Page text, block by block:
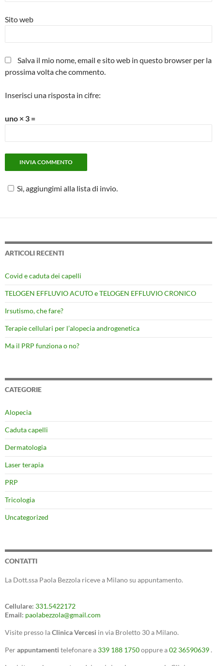
Sito web
Salva il mio nome, email e sito web in questo browser per la
prossima volta che commento.
Inserisci una risposta in cifre:
uno × 3 =
Sì, aggiungimi alla lista di invio.
ARTICOLI RECENTI
Covid e caduta dei capelli
TELOGEN EFFLUVIO ACUTO e TELOGEN EFFLUVIO CRONICO
Irsutismo, che fare?
Terapie cellulari per l’alopecia androgenetica
Ma il PRP funziona o no?
CATEGORIE
Alopecia
Caduta capelli
Dermatologia
Laser terapia
PRP
Tricologia
Uncategorized
CONTATTI
La Dott.ssa Paola Bezzola riceve a Milano su appuntamento.
Cellulare: 331.5422172
Email: paolabezzola@gmail.com
Visite presso laClinica Vercesi in via Broletto 30 a Milano.
Perappuntamenti telefonare a 339 188 1750oppure a02 36590639.